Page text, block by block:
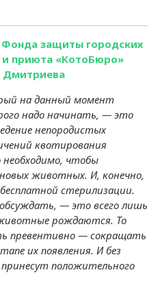
защиты городских
приюта «КотоБюро»
Дмитриева
на данный момент
надо начинать, — это
непородистых
квотирования
чтобы
животных. И, конечно,
стерилизации.
— это всего лишь
рождаются. То
превентивно — сокращать
их появления. И без
положительного